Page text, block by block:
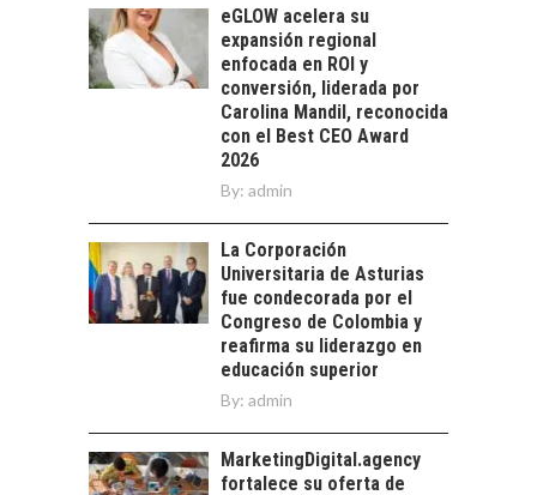
tecnológico de
América Latina:
avances y desafíos…
LA
TRANSFORMACIÓN
DE LOS RECURSOS
HUMANOS EN LAS
EMPRESAS
CHILENAS
estratégica de los
recursos humanos en
las empresas…
FINANCIAMIENTO
PARA PYMES EN
CHILE:
ALTERNATIVAS MÁS
ALLÁ DEL CRÉDITO
BANCARIO
Financiamiento para
pymes en Chile:
alternativas que
EL CRECIMIENTO DE
eGLOW acelera su
expansión regional
enfocada en ROI y
conversión, liderada por
Carolina Mandil, reconocida
con el Best CEO Award
2026
By: admin
La Corporación
Universitaria de Asturias
fue condecorada por el
Congreso de Colombia y
reafirma su liderazgo en
educación superior
By: admin
MarketingDigital.agency
fortalece su oferta de